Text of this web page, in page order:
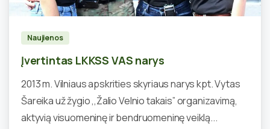
Naujienos
Įvertintas LKKSS VAS narys
2013 m. Vilniaus apskrities skyriaus narys kpt. Vytas
Šareika už žygio ,,Žalio Velnio takais” organizavimą,
aktyvią visuomeninę ir bendruomeninę veiklą...